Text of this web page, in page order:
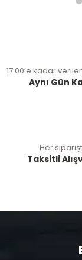
17:00’e kadar
Aynı Gün
Her
Taksitli